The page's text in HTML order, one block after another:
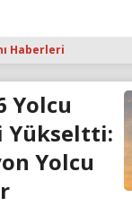
Haberleri
Yolcu
Yükseltti:
Yolcu